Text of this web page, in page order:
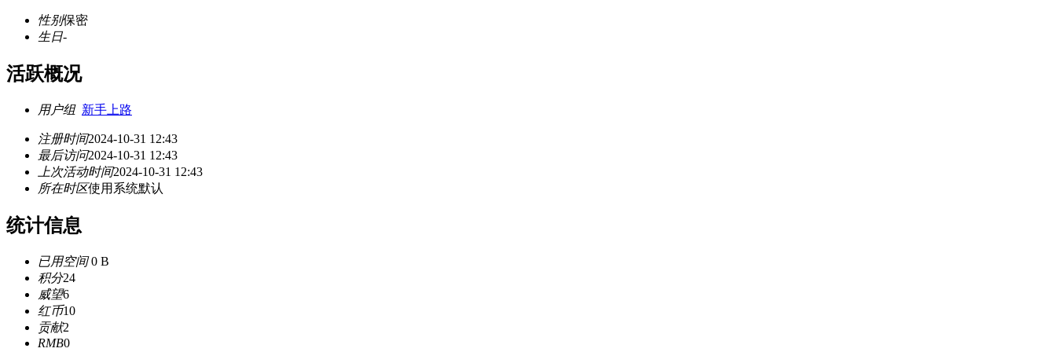
性别保密
生日-
活跃概况
用户组 新手上路
注册时间2024-10-31 12:43
最后访问2024-10-31 12:43
上次活动时间2024-10-31 12:43
所在时区使用系统默认
统计信息
已用空间0 B
积分24
威望6
红币10
贡献2
RMB0